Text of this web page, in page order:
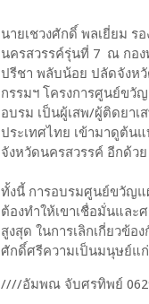
นายเชวงศักดิ์​ พลเยี่ยม​ ร
นครสวรรค์รุ่นที่ 7 ณ กอง
ปรีชา​ พลับน้อย​ ปลัดจังหวั
กรรมฯ โครงการศูนย์ขวั
อบรม เป็นผู้เสพ/ผู้ติดยาเ
ประเทศไทย​ เข้ามาดูต้น
จังหวัดนครสวรรค์​ อีกด้วย
ทั้งนี้ การอบรมศูนย์ขวัญ
ต้องทำให้เขาเชื่อมั่นและ
สูงสุด ในการเลิกเกี่ยวข้
ศักดิ์ศรีความเป็นมนุษย์แ
////อัมพณ จับศรทิพย์​